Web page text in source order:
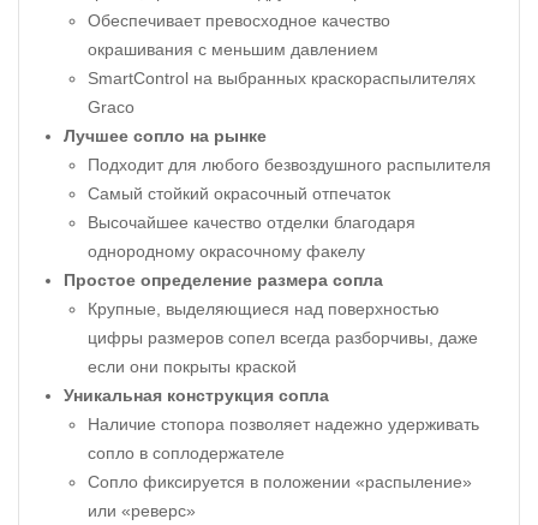
Обеспечивает превосходное качество
окрашивания с меньшим давлением
SmartControl на выбранных краскораспылителях
Graco
Лучшее сопло на рынке
Подходит для любого безвоздушного распылителя
Самый стойкий окрасочный отпечаток
Высочайшее качество отделки благодаря
однородному окрасочному факелу
Простое определение размера сопла
Крупные, выделяющиеся над поверхностью
цифры размеров сопел всегда разборчивы, даже
если они покрыты краской
Уникальная конструкция сопла
Наличие стопора позволяет надежно удерживать
сопло в соплодержателе
Сопло фиксируется в положении «распыление»
или «реверс»